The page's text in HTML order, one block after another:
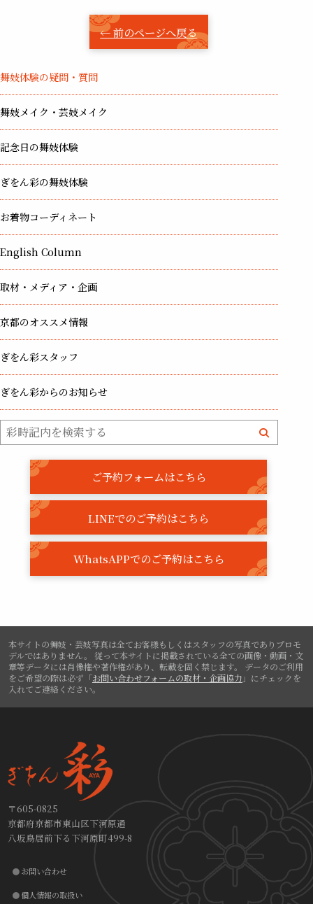
舞妓体験の疑問・質問
舞妓メイク・芸妓メイク
記念日の舞妓体験
ぎをん彩の舞妓体験
お着物コーディネート
English Column
取材・メディア・企画
京都のオススメ情報
ぎをん彩スタッフ
ぎをん彩からのお知らせ
← 前のページへ戻る
ご予約フォームはこちら
LINEでのご予約はこちら
WhatsAPPでのご予約はこちら
本サイトの舞妓・芸妓写真は全てお客様もしくはスタッフの写真でありプロモ
デルではありません。
従って本サイトに掲載されている全ての画像・動画・文
章等データには肖像権や著作権があり、転載を固く禁じます。
データのご利用
をご希望の際は必ず「お問い合わせフォームの取材・企画協力 」にチェックを
入れてご連絡ください。
〒605-0825
京都府京都市東山区下河原通
八坂鳥居前下る下河原町499-8
お問い合わせ
個人情報の取扱い